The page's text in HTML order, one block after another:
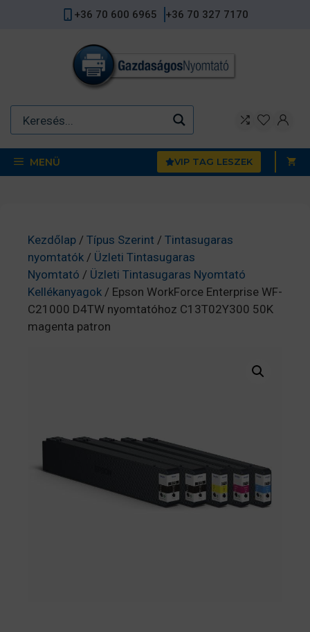
+36 70 600 6965 +36 70 327 7170
MENÜ VIP TAG LESZEK
Kezdőlap / Típus Szerint / Tintasugaras
nyomtatók / Üzleti Tintasugaras
Nyomtató / Üzleti Tintasugaras Nyomtató
Kellékanyagok / Epson WorkForce Enterprise WF-
C21000 D4TW nyomtatóhoz C13T02Y300 50K
magenta patron